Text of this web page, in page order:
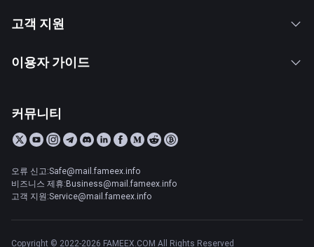
고객 지원
이용자 가이드
커뮤니티
오류 신고:Safe@mail.fameex.info
비즈니스 제휴:Business@mail.fameex.info
고객 지원:Service@mail.fameex.info
Copyright © 2022-2026 FAMEEX.COM All Rights Reserved